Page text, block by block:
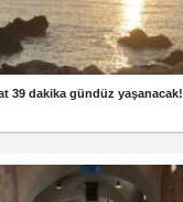
39 dakika gündüz yaşanacak!